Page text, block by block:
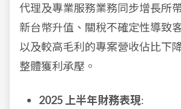
代理及專業服務業務同步增長所
新台幣升值、關稅不確定性導致
以及較高毛利的專案營收佔比下
整體獲利承壓。
2025 上半年財務表現: